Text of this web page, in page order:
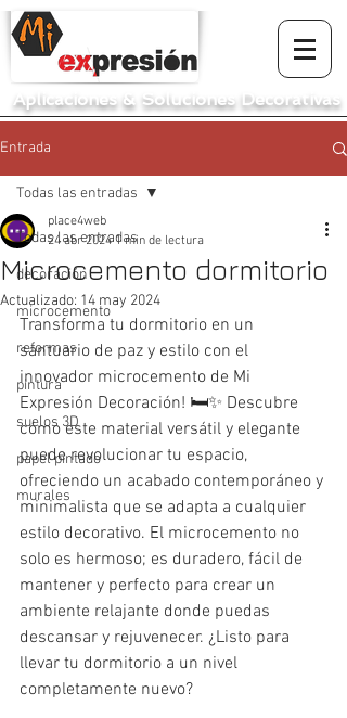
Aplicaciones & Soluciones Decorativas
Entrada
Todas las entradas
decoración
microcemento
reformas
pintura
suelos 3D
papel pintado
murales
Todas las entradas
Microcemento dormitorio
place4web
24 abr 2024 1 min de lectura
Actualizado: 14 may 2024
Transforma tu dormitorio en un
santuario de paz y estilo con el
innovador microcemento de Mi
Expresión Decoración! 🛏✨ Descubre
cómo este material versátil y elegante
puede revolucionar tu espacio,
ofreciendo un acabado contemporáneo y
minimalista que se adapta a cualquier
estilo decorativo. El microcemento no
solo es hermoso; es duradero, fácil de
mantener y perfecto para crear un
ambiente relajante donde puedas
descansar y rejuvenecer. ¿Listo para
llevar tu dormitorio a un nivel
completamente nuevo?